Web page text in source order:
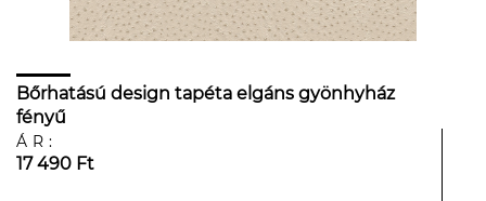
Bőrhatású design tapéta elgáns gyönhyház
fényű
ÁR:
17 490 Ft